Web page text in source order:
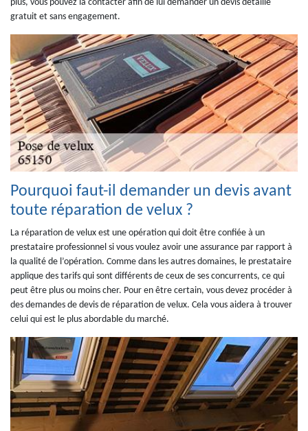
plus, vous pouvez la contacter afin de lui demander un devis détaillé
gratuit et sans engagement.
Pourquoi faut-il demander un devis avant
toute réparation de velux ?
La réparation de velux est une opération qui doit être confiée à un
prestataire professionnel si vous voulez avoir une assurance par rapport à
la qualité de l’opération. Comme dans les autres domaines, le prestataire
applique des tarifs qui sont différents de ceux de ses concurrents, ce qui
peut être plus ou moins cher. Pour en être certain, vous devez procéder à
des demandes de devis de réparation de velux. Cela vous aidera à trouver
celui qui est le plus abordable du marché.